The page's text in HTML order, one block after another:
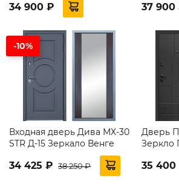
34 900 ₽ 37 900
-10%
Входная дверь Дива МХ-30
STR Д-15 Зеркало Венге
34 425 ₽ 38 250 ₽
Дверь
Зеркло
35 400